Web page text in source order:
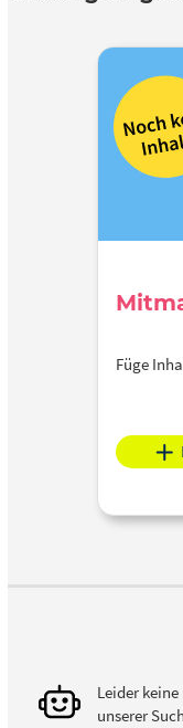
Füge
Leider
unserer